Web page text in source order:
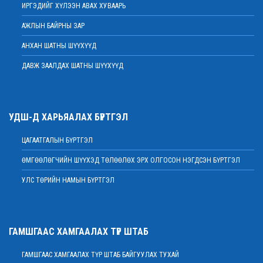
2022 оны 02 сарын 17
Хяналтын шатны шүүх хуралдаанд зайнаас оролцох боломжтой
Дээд шүүхийн нийт шүүгчийн хуралдаан болов
2022 оны 02 сарын 09
Дээд шүүхийн нийт шүүгчийн хуралдаан болно
МЭНДЧИЛГЭЭ
2022 оны 02 сарын 01
Дээд шүүхийн Тамгын газрын ажилтнуудын 82 хувь нь ХАСХОМ мэдүүлээд
МЭДЭГДЭЛ
ИРГЭДИЙГ ХҮЛЭЭН АВАХ ХУВААРЬ
АЖЛЫН БАЙРНЫ ЗАР
АНХАН ШАТНЫ ШҮҮХҮҮД
ДАВЖ ЗААЛДАХ ШАТНЫ ШҮҮХҮҮД
УДШ-Д ХАРЬЯАЛАХ БҮРТГЭЛ
ЦАГААТГАЛЫН БҮРТГЭЛ
ӨМГӨӨЛӨГЧИЙН ШҮҮХЭД ТӨЛӨӨЛӨХ ЭРХ ОЛГОСОН НЭГДСЭН БҮРТГЭЛ
УЛС ТӨРИЙН НАМЫН БҮРТГЭЛ
ГАМШГААС ХАМГААЛАХ ТҮР ШТАБ
ГАМШГААС ХАМГААЛАХ ТҮР ШТАБ БАЙГУУЛАХ ТУХАЙ